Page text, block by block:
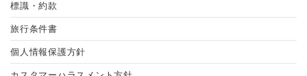
標識・約款
旅行条件書
個人情報保護方針